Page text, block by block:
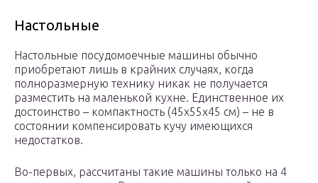
Настольные
Настольные посудомоечные машины обычно
приобретают лишь в крайних случаях, когда
полноразмерную технику никак не получается
разместить на маленькой кухне. Единственное их
достоинство – компактность (45х55х45 см) – не в
состоянии компенсировать кучу имеющихся
недостатков.
Во-первых, рассчитаны такие машины только на 4